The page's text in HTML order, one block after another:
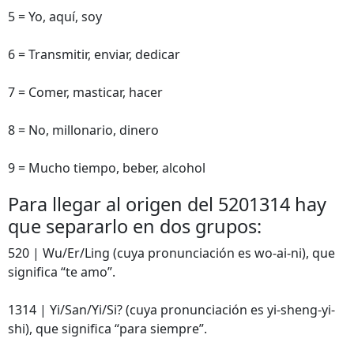
5 = Yo, aquí, soy
6 = Transmitir, enviar, dedicar
7 = Comer, masticar, hacer
8 = No, millonario, dinero
9 = Mucho tiempo, beber, alcohol
Para llegar al origen del 5201314 hay
que separarlo en dos grupos:
520 | Wu/Er/Ling (cuya pronunciación es wo-ai-ni), que
significa “te amo”.
1314 | Yi/San/Yi/Si? (cuya pronunciación es yi-sheng-yi-
shi), que significa “para siempre”.